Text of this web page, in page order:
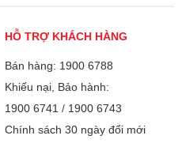
cấu trúc bảng mạch được
nhất của Anker giúp củ
làm giảm sức mạnh cũng
các môi trường khắc nghiệt.
HỖ TRỢ KHÁCH HÀNG
Bán hàng: 1900 6788
Khiếu nại, Bảo hành:
1900 6741 / 1900 6743
Chính sách 30 ngày đổi mới